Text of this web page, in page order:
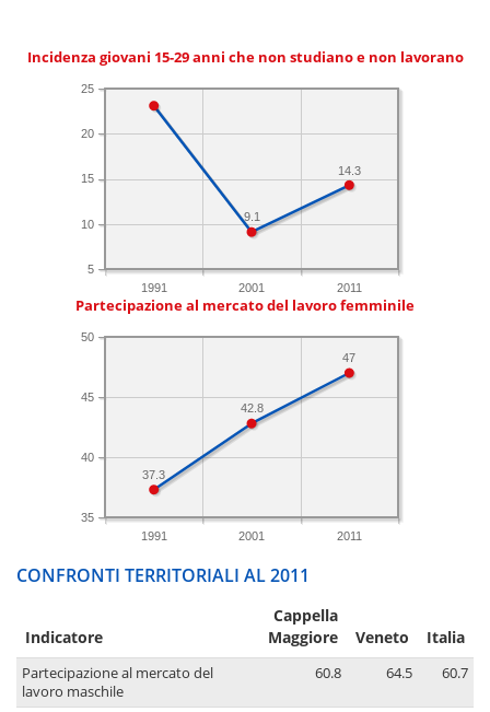
Incidenza giovani 15-29 anni che non studiano e non lavorano
1991 2001 2011
5
10
15
20
25
14.3
9.1
Partecipazione al mercato del lavoro femminile
1991 2001 2011
35
40
45
50
47
42.8
37.3
CONFRONTI TERRITORIALI AL 2011
Indicatore
Cappella
Maggiore
Veneto Italia
Partecipazione al mercato del
lavoro maschile
60.8 64.5 60.7